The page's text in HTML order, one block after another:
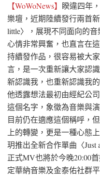
【WoWoNews】 睽違四年
樂壇，近期陸續發行兩首新
little〉，展現不同面向的
心情非常興奮，也直言在
持續發作品，很容易被大
言，是一次重新讓大家認
新認識我，也重新認識我
他透露想法最初由經紀公
這個名字，象徵為音樂與
目前仍在適應這個稱呼，
上的轉變，更是一種心態
玥推出全新合作單曲〈Just
正式MV也將於今晚20:00
定華納音樂及金泰佑社群平